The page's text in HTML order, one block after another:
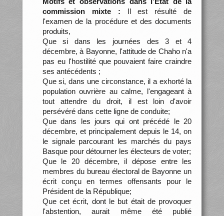
commission mixte : Il est résulté de
l'examen de la procédure et des documents
produits,
Que si dans les journées des 3 et 4
décembre, à Bayonne, l'attitude de Chaho n'a
pas eu l'hostilité que pouvaient faire craindre
ses antécédents ;
Que si, dans une circonstance, il a exhorté la
population ouvrière au calme, l'engageant à
tout attendre du droit, il est loin d'avoir
persévéré dans cette ligne de conduite;
Que dans les jours qui ont précédé le 20
décembre, et principalement depuis le 14, on
le signale parcourant les marchés du pays
Basque pour détourner les électeurs de voter;
Que le 20 décembre, il dépose entre les
membres du bureau électoral de Bayonne un
écrit conçu en termes offensants pour le
Président de la République;
Que cet écrit, dont le but était de provoquer
l'abstention, aurait même été publié